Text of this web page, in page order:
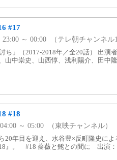
#17
23:00 ～ 00:00 （テレ朝チャンネル
ち」（2017-2018年／全20話） 出演
山中崇史、山西惇、浅利陽介、田中
#18
～ 05:00 （東映チャンネル）
20年目を迎え、水谷豊×反町隆史に
』。 #18 薔薇と髭との間に 出演